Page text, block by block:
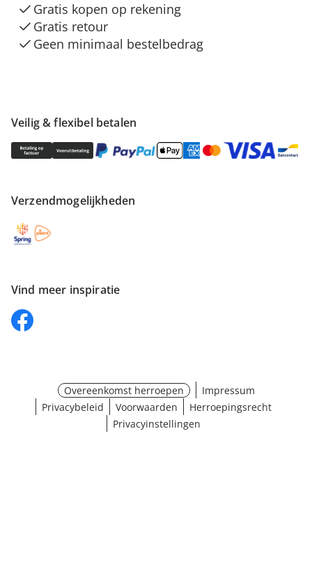
Veilig & flexibel betalen
Verzendmogelijkheden
Vind meer inspiratie
Gratis kopen op rekening
Gratis retour
Geen minimaal bestelbedrag
Overeenkomst herroepen
Impressum
Privacybeleid
Voorwaarden
Herroepingsrecht
Privacyinstellingen